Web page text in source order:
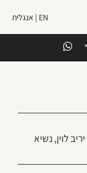
EN | אנגלית
יריב לוין, נשיא